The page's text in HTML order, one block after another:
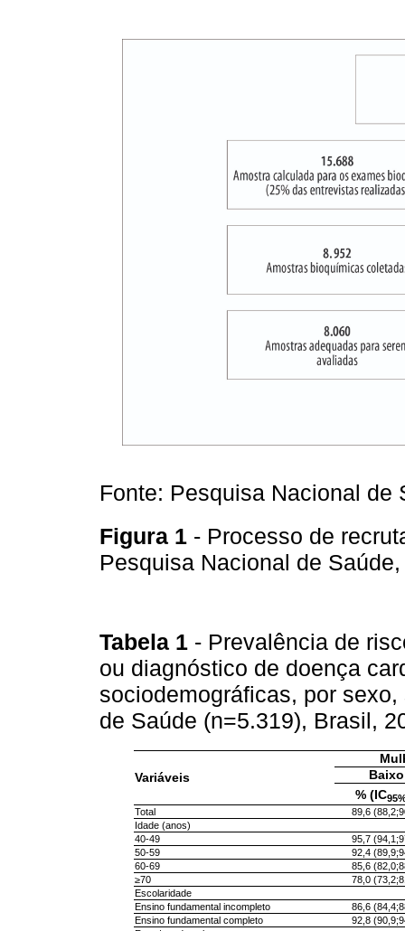
Fonte: Pesquisa Nacional de
Figura 1 - Processo de
Pesquisa Nacional de
Tabela 1 - Prevalência de
ou diagnóstico de doença
sociodemográficas, por
de Saúde (n=5.319), Brasil,
Variáveis
Baixo
% (IC
Total
89,6
Idade (anos)
40-49
95,7
50-59
92,4
60-69
85,6
≥70
78,0
Escolaridade
Ensino fundamental incompleto
86,6
Ensino fundamental completo
92,8